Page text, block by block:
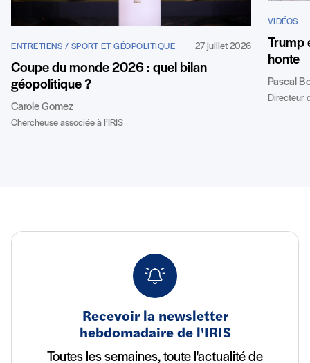
ENTRETIENS / SPORT ET GÉOPOLITIQUE 27 juillet 2026
Coupe du monde 2026 : quel bilan
géopolitique ?
Carole Gomez
Chercheuse associée à l’IRIS
VIDÉOS
Trump
honte
Pascal
Directeur
Recevoir la newsletter
hebdomadaire de l'IRIS
Toutes les semaines, toute l'actualité de